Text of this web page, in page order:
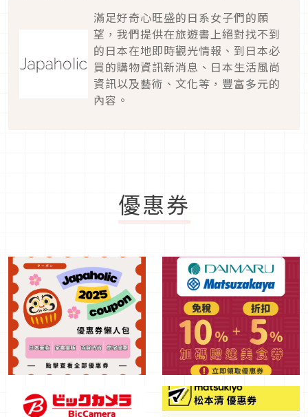
滿足好奇心旺盛的日系女子們的願
望，我們提供在旅遊書上絕對找不到
的日本在地即時觀光情報、到日本必
買的購物資訊新消息、日本生活風尚
資訊以及藝術、文化等，豐富多元的
內容。
優惠券